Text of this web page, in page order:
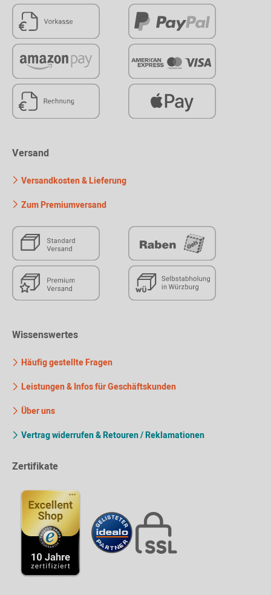
Versand
Versandkosten & Lieferung
Zum Premiumversand
Wissenswertes
Häufig gestellte Fragen
Leistungen & Infos für Geschäftskunden
Über uns
Vertrag widerrufen & Retouren / Reklamationen
Zertifikate